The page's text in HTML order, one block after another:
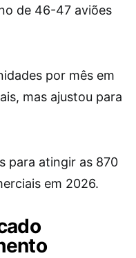
de 46-47 aviões
por mês em
mas ajustou para
para atingir as 870
em 2026.